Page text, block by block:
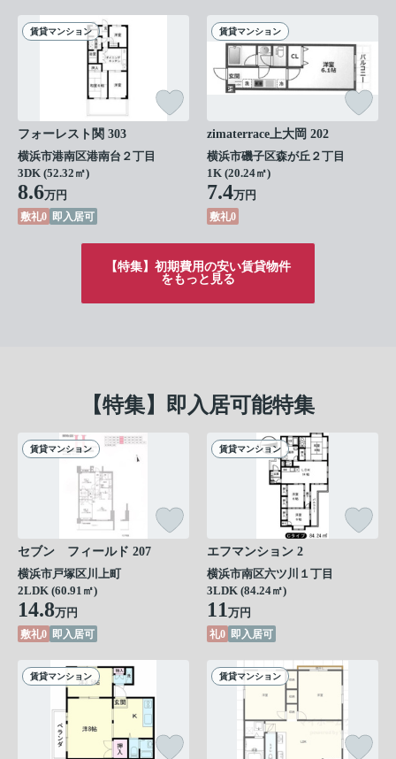
賃貸マンション
フォーレスト関 303
横浜市港南区港南台２丁目
3DK (52.32㎡)
8.6万円
敷礼0 即入居可
賃貸マンション
zimaterrace上大岡 202
横浜市磯子区森が丘２丁目
1K (20.24㎡)
7.4万円
敷礼0
【特集】初期費用の安い賃貸物件
をもっと見る
【特集】即入居可能特集
賃貸マンション
セブン フィールド 207
横浜市戸塚区川上町
2LDK (60.91㎡)
14.8万円
敷礼0 即入居可
賃貸マンション
エフマンション 2
横浜市南区六ツ川１丁目
3LDK (84.24㎡)
11万円
礼0 即入居可
賃貸マンション 賃貸マンション